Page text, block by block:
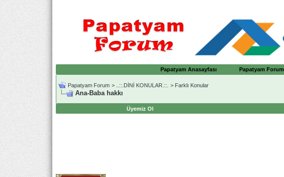
Papatyam Anasayfası Papatyam Forum
Papatyam Forum > ..::.DİNİ KONULAR.::. > Farklı Konular
Ana-Baba hakkı
Üyemiz Ol